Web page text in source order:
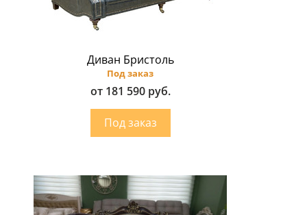
Диван Бристоль
Под заказ
от 181 590 руб.